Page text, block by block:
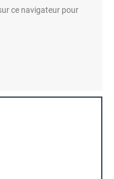
ce navigateur pour